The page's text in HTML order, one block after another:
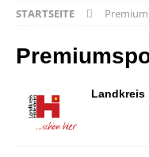
STARTSEITE
Landkreis